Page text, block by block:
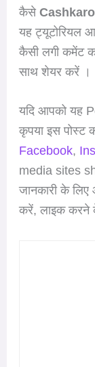
कैसे Cashkaro
यह ट्यूटोरियल
कैसी लगी कमेंट
साथ शेयर करें ।
यदि आपको यह
कृपया इस पोस्ट
Facebook,
media sites
जानकारी के लिए
करें, लाइक करने